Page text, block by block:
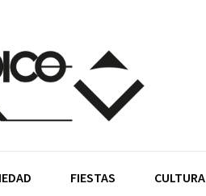
FIESTAS CULTURA